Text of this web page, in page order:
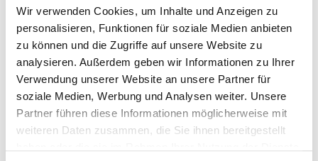
Wir verwenden Cookies, um Inhalte und Anzeigen zu
personalisieren, Funktionen für soziale Medien anbieten
zu können und die Zugriffe auf unsere Website zu
analysieren. Außerdem geben wir Informationen zu Ihrer
Verwendung unserer Website an unsere Partner für
soziale Medien, Werbung und Analysen weiter. Unsere
Partner führen diese Informationen möglicherweise mit
weiteren Daten zusammen, die Sie ihnen bereitgestellt